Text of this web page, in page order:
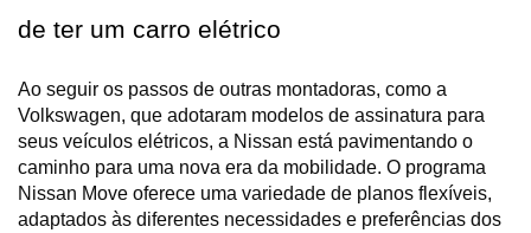
de ter um carro elétrico
Ao seguir os passos de outras montadoras, como a
Volkswagen, que adotaram modelos de assinatura para
seus veículos elétricos, a Nissan está pavimentando o
caminho para uma nova era da mobilidade. O programa
Nissan Move oferece uma variedade de planos flexíveis,
adaptados às diferentes necessidades e preferências dos